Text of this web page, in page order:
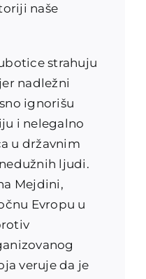
naše
strahuju
nadležni
ignorišu
i nelegalno
u državnim
ljudi.
Mejdini,
Evropu u
veruje da je